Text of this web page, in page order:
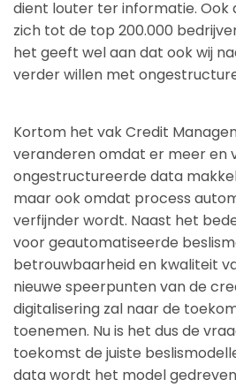
dient louter ter informatie. Ook
zich tot de top 200.000
het geeft wel aan dat ook wij
verder willen met
Kortom het vak Credit
veranderen omdat er meer en
ongestructureerde data
maar ook omdat process
verfijnder wordt. Naast het
voor geautomatiseerde
betrouwbaarheid en kwaliteit
nieuwe speerpunten van de
digitalisering zal naar de
toenemen. Nu is het dus de
toekomst de juiste
data wordt het model